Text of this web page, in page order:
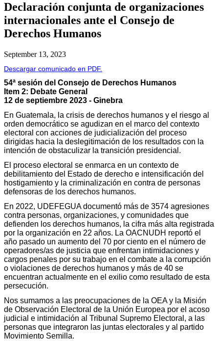
Declaración conjunta de organizaciones
internacionales ante el Consejo de
Derechos Humanos
September 13, 2023
Descargar comunicado en PDF.
54ª sesión del Consejo de Derechos Humanos
Item 2: Debate General
12 de septiembre 2023 - Ginebra
En Guatemala, la crisis de derechos humanos y el riesgo al
orden democrático se agudizan en el marco del contexto
electoral con acciones de judicialización del proceso
dirigidas hacia la deslegitimación de los resultados con la
intención de obstaculizar la transición presidencial.
El proceso electoral se enmarca en un contexto de
debilitamiento del Estado de derecho e intensificación del
hostigamiento y la criminalización en contra de personas
defensoras de los derechos humanos.
En 2022, UDEFEGUA documentó más de 3574 agresiones
contra personas, organizaciones, y comunidades que
defienden los derechos humanos, la cifra más alta registrada
por la organización en 22 años. La OACNUDH reportó el
año pasado un aumento del 70 por ciento en el número de
operadores/as de justicia que enfrentan intimidaciones y
cargos penales por su trabajo en el combate a la corrupción
o violaciones de derechos humanos y más de 40 se
encuentran actualmente en el exilio como resultado de esta
persecución.
Nos sumamos a las preocupaciones de la OEA y la Misión
de Observación Electoral de la Unión Europea por el acoso
judicial e intimidación al Tribunal Supremo Electoral, a las
personas que integraron las juntas electorales y al partido
Movimiento Semilla.